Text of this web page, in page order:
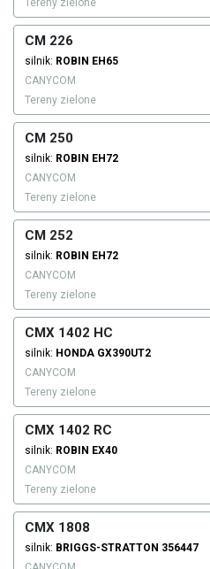
Tereny zielone
CM 226
silnik: ROBIN EH65
CANYCOM
Tereny zielone
CM 250
silnik: ROBIN EH72
CANYCOM
Tereny zielone
CM 252
silnik: ROBIN EH72
CANYCOM
Tereny zielone
CMX 1402 HC
silnik: HONDA GX390UT2
CANYCOM
Tereny zielone
CMX 1402 RC
silnik: ROBIN EX40
CANYCOM
Tereny zielone
CMX 1808
silnik: BRIGGS-STRATTON 356447